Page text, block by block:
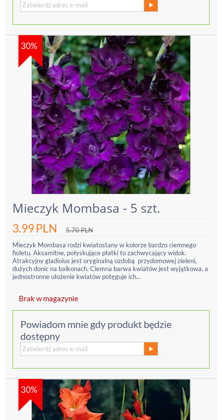
30%
Mieczyk Mombasa - 5 szt.
3.99PLN 5.70PLN
Mieczyk Mombasa rodzi kwiatostany w kolorze bardzo ciemnego
fioletu. Aksamitne, połyskujące płatki to zachwycający widok.
Atrakcyjny gladiolus jest oryginalną ozdobą przydomowej zieleni,
dużych donic na balkonach. Ciemna barwa kwiatów jest wyjątkowa, a
jednostronne ułożenie kwiatów potęguje ich...
Brak w magazynie
Powiadom mnie gdy produkt będzie
dostępny
30%